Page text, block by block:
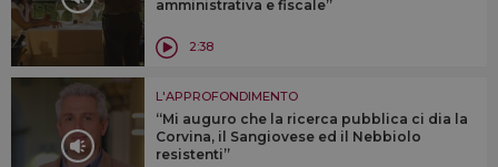
amministrativa e fiscale”
2:38
L'APPROFONDIMENTO
“Mi auguro che la ricerca pubblica ci dia la
Corvina, il Sangiovese ed il Nebbiolo
resistenti”